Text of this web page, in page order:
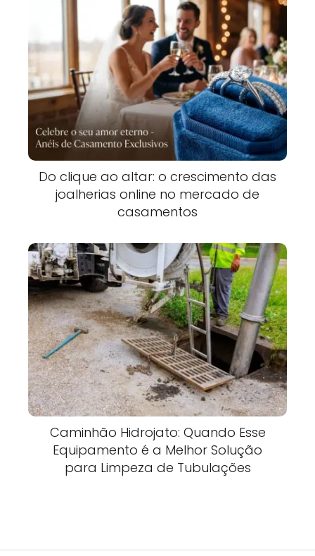
Do clique ao altar: o crescimento das
joalherias online no mercado de
casamentos
Caminhão Hidrojato: Quando Esse
Equipamento é a Melhor Solução
para Limpeza de Tubulações